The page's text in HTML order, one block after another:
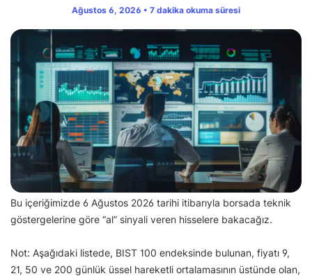
Ağustos 6, 2026 • 7 dakika okuma süresi
Bu içeriğimizde 6 Ağustos 2026 tarihi itibarıyla borsada teknik
göstergelerine göre “al” sinyali veren hisselere bakacağız.
Not: Aşağıdaki listede, BIST 100 endeksinde bulunan, fiyatı 9,
21, 50 ve 200 günlük üssel hareketli ortalamasının üstünde olan,